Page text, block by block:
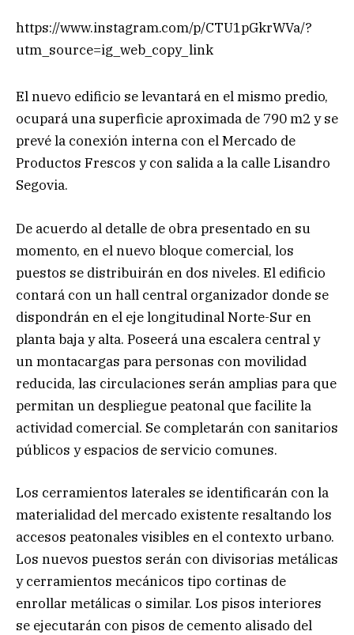
https://www.instagram.com/p/CTU1pGkrWVa/?
utm_source=ig_web_copy_link
El nuevo edificio se levantará en el mismo predio,
ocupará una superficie aproximada de 790 m2 y se
prevé la conexión interna con el Mercado de
Productos Frescos y con salida a la calle Lisandro
Segovia.
De acuerdo al detalle de obra presentado en su
momento, en el nuevo bloque comercial, los
puestos se distribuirán en dos niveles. El edificio
contará con un hall central organizador donde se
dispondrán en el eje longitudinal Norte-Sur en
planta baja y alta. Poseerá una escalera central y
un montacargas para personas con movilidad
reducida, las circulaciones serán amplias para que
permitan un despliegue peatonal que facilite la
actividad comercial. Se completarán con sanitarios
públicos y espacios de servicio comunes.
Los cerramientos laterales se identificarán con la
materialidad del mercado existente resaltando los
accesos peatonales visibles en el contexto urbano.
Los nuevos puestos serán con divisorias metálicas
y cerramientos mecánicos tipo cortinas de
enrollar metálicas o similar. Los pisos interiores
se ejecutarán con pisos de cemento alisado del